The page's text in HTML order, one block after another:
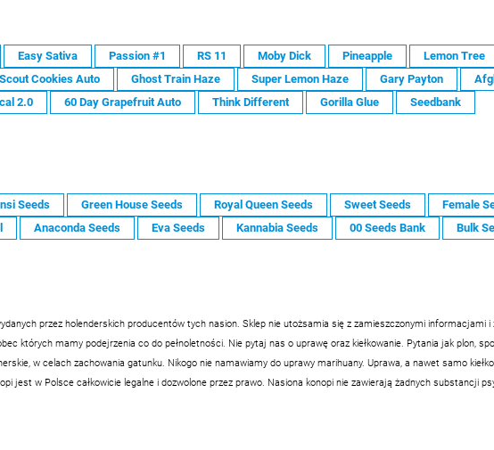
Easy Sativa Passion #1 RS 11 Moby Dick Pineapple Lemon Tree
Cookies Auto Ghost Train Haze Super Lemon Haze Gary Payton
2.0 60 Day Grapefruit Auto Think Different Gorilla Glue Seedbank
Seeds Green House Seeds Royal Queen Seeds Sweet Seeds Female
Anaconda Seeds Eva Seeds Kannabia Seeds 00 Seeds Bank Bulk
przez holenderskich producentów tych nasion. Sklep nie utożsamia się z zamieszczonymi informacjami i
których mamy podejrzenia co do pełnoletności. Nie pytaj nas o uprawę oraz kiełkowanie. Pytania jak plon,
w celach zachowania gatunku. Nikogo nie namawiamy do uprawy marihuany. Uprawa, a nawet samo
jest w Polsce całkowicie legalne i dozwolone przez prawo. Nasiona konopi nie zawierają żadnych substancji